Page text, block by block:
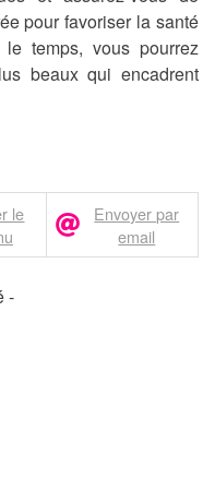
pour favoriser la santé
temps, vous pourrez
beaux qui encadrent
le
Envoyer par
email
-